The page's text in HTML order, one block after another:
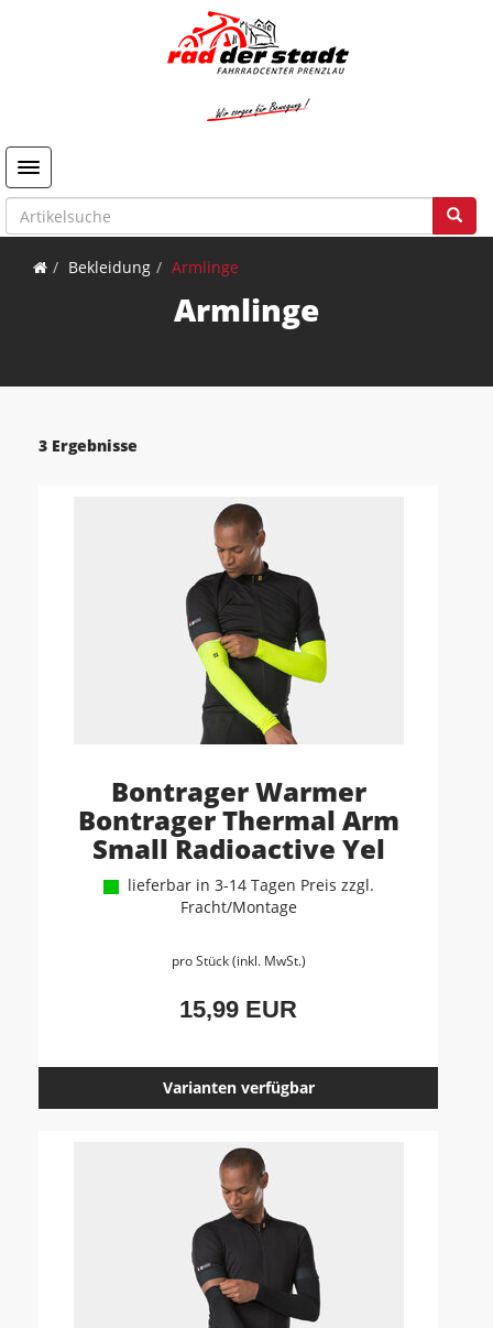
Toggle navigation
Bekleidung Armlinge
Armlinge
3 Ergebnisse
Bontrager Warmer
Bontrager Thermal Arm
Small Radioactive Yel
lieferbar in 3-14 Tagen Preis zzgl.
Fracht/Montage
pro Stück (inkl. MwSt.)
15,99 EUR
Varianten verfügbar